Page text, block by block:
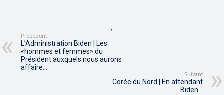
,
Précédent
L’Administration Biden | Les
«hommes et femmes» du
Président auxquels nous aurons
affaire…
Suivant
Corée du Nord | En attendant
Biden…